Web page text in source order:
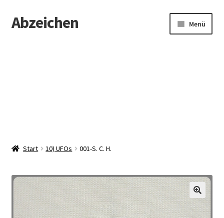
Zur
Navigation
Zum
Inhalt
Abzeichen Menü
Start 10) UFOs 001-S. C. H.